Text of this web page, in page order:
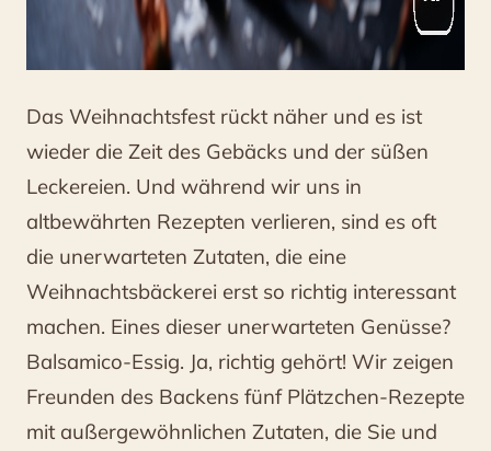
Das Weihnachtsfest rückt näher und es ist
wieder die Zeit des Gebäcks und der süßen
Leckereien. Und während wir uns in
altbewährten Rezepten verlieren, sind es oft
die unerwarteten Zutaten, die eine
Weihnachtsbäckerei erst so richtig interessant
machen. Eines dieser unerwarteten Genüsse?
Balsamico-Essig. Ja, richtig gehört! Wir zeigen
Freunden des Backens fünf Plätzchen-Rezepte
mit außergewöhnlichen Zutaten, die Sie und